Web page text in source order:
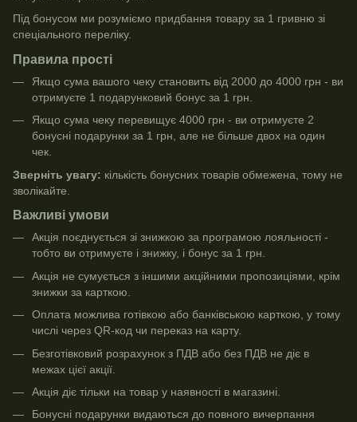
Під бонусом ми розуміємо придбання товару за 1 гривню зі
спеціального переліку.
Правила прості
Якщо сума вашого чеку становить від 2000 до 4000 грн - ви
отримуєте 1 подарунковий бонус за 1 грн.
Якщо сума чеку перевищує 4000 грн - ви отримуєте 2
бонусні подарунки за 1 грн, але не більше двох на один
чек.
Зверніть увагу: кількість бонусних товарів обмежена, тому не
зволікайте.
Важливі умови
Акція поєднується зі знижкою за програмою лояльності -
тобто ви отримуєте і знижку, і бонус за 1 грн.
Акція не сумується з іншими акційними пропозиціями, крім
знижки за карткою.
Оплата можлива готівкою або банківською карткою, у тому
числі через QR-код чи переказ на карту.
Безготівковий розрахунок з ПДВ або без ПДВ не діє в
межах цієї акції.
Акція діє тільки на товар у наявності в магазині.
Бонусні подарунки видаються до повного вичерпання